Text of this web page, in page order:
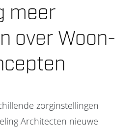
meer
over Woon-
zorginstellingen
Architecten nieuwe